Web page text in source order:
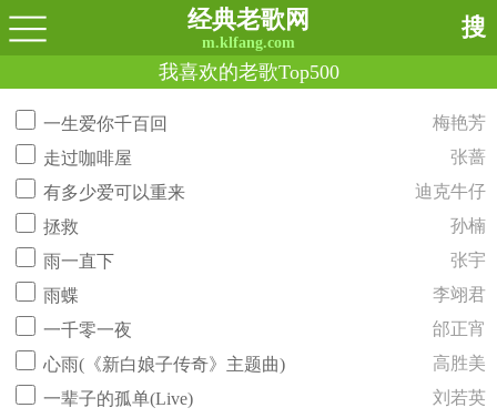
经典老歌网
m.klfang.com
搜
我喜欢的老歌Top500
一生爱你千百回
梅艳芳
走过咖啡屋
张蔷
有多少爱可以重来
迪克牛仔
拯救
孙楠
雨一直下
张宇
雨蝶
李翊君
一千零一夜
邰正宵
心雨(《新白娘子传奇》主题曲)
高胜美
一辈子的孤单(Live)
刘若英